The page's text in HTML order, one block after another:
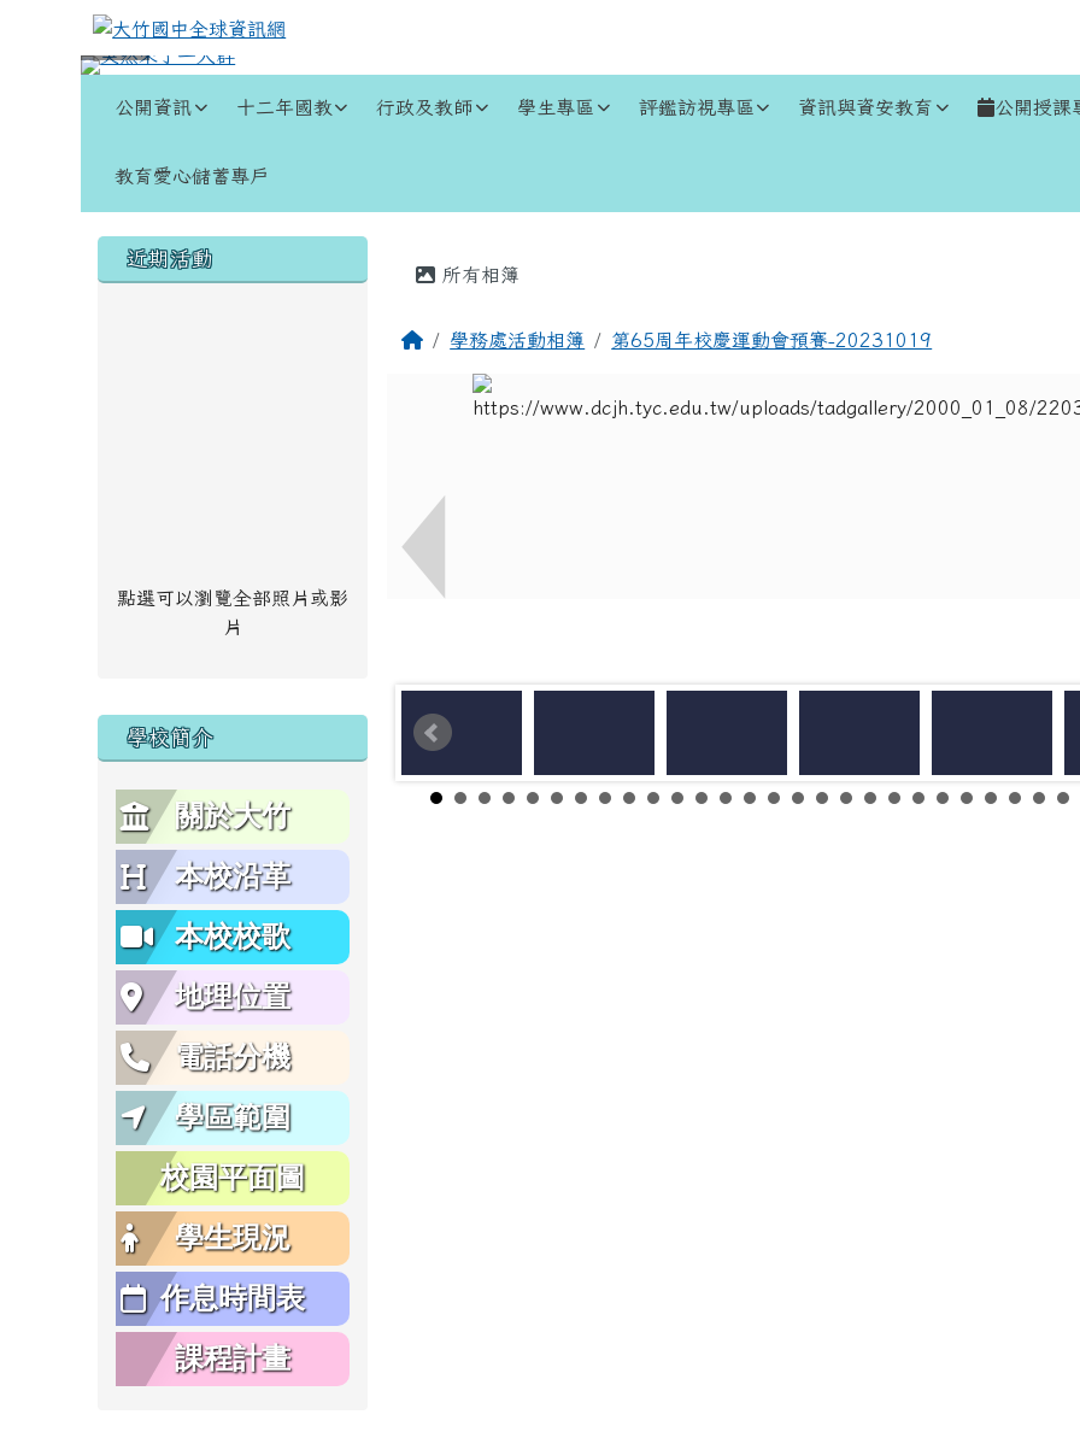
跳至主內容區
大竹國中全球資訊網
公開資訊 十二年國教 行政及教師 學生專區 評鑑訪視專區 資訊與資安教育 公開授課
教育愛心儲蓄專戶
左邊區域內容
近期活動
點選可以瀏覽全部照片或影
片
學校簡介
關於大竹
本校沿革
本校校歌
地理位置
電話分機
學區範圍
校園平面圖
學生現況
作息時間表
課程計畫
主內容區域
所有相簿
回首頁學務處活動相簿 第65周年校慶運動會預賽-20231019
頁尾區域